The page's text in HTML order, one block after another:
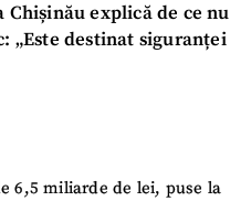
explică de ce nu
„Este destinat siguranței
6,5 miliarde de lei, puse la